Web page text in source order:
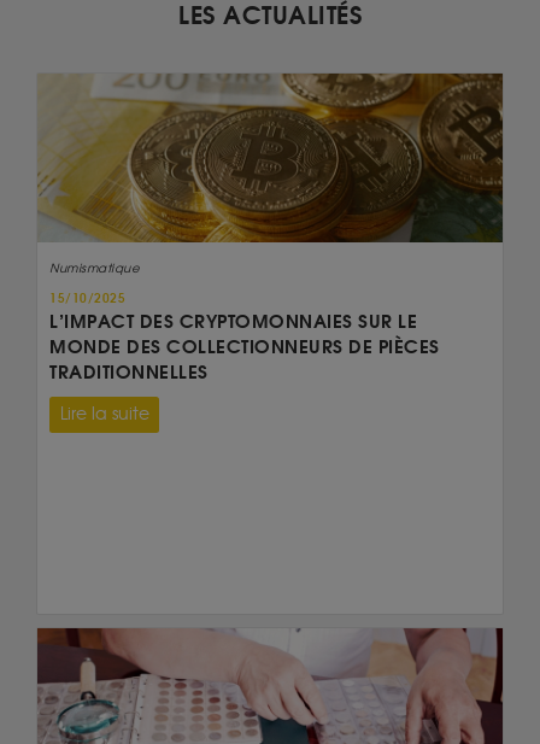
LES ACTUALITÉS
Numismatique
15/10/2025
L’IMPACT DES CRYPTOMONNAIES SUR LE
MONDE DES COLLECTIONNEURS DE PIÈCES
TRADITIONNELLES
Lire la suite